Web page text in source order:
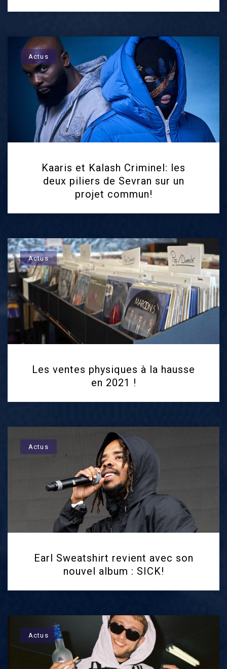
Actus
Kaaris et Kalash Criminel: les
deux piliers de Sevran sur un
projet commun!
Actus
Les ventes physiques à la hausse
en 2021 !
Actus
Earl Sweatshirt revient avec son
nouvel album : SICK!
Actus